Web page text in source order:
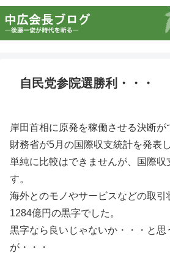
自民党参院選勝利・・・
岸田首相に原発を稼働させる決断が
財務省が5月の国際収支統計を発表
単純に比較はできませんが、国際
す。
海外とのモノやサービスなどの取引
1284億円の黒字でした。
黒字なら良いじゃないか・・・と思
が・・・